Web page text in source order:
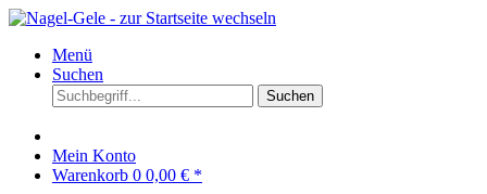
Menü
Suchen
Suchen
Mein Konto
Warenkorb 0 0,00 € *